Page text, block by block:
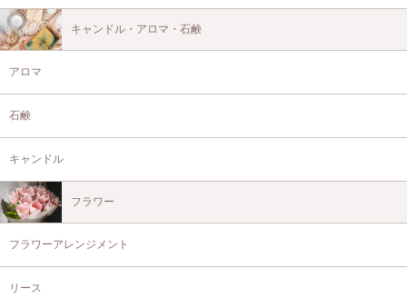
キャンドル・アロマ・石鹸
アロマ
石鹸
キャンドル
フラワー
フラワーアレンジメント
リース